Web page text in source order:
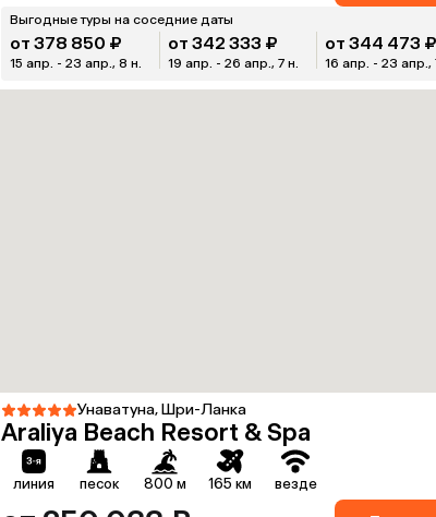
Выгодные туры на соседние даты
от 378 850 ₽
15 апр. - 23 апр., 8 н.
от 342 333 ₽
19 апр. - 26 апр., 7 н.
от 344 473
16 апр. - 23 апр.,
Унаватуна, Шри-Ланка
Araliya Beach Resort & Spa
линия песок 800 м 165 км везде